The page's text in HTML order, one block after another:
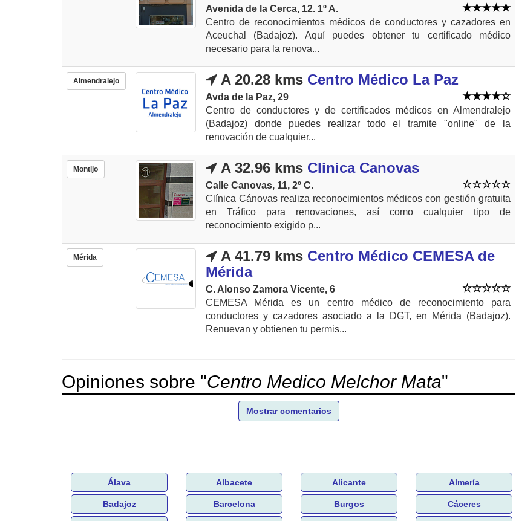
Avenida de la Cerca, 12. 1º A.
Centro de reconocimientos médicos de conductores y cazadores en
Aceuchal (Badajoz). Aquí puedes obtener tu certificado médico
necesario para la renova...
Almendralejo A 20.28 kms Centro Médico La Paz
Avda de la Paz, 29
Centro de conductores y de certificados médicos en Almendralejo
(Badajoz) donde puedes realizar todo el tramite "online" de la
renovación de cualquier...
Montijo A 32.96 kms Clinica Canovas
Calle Canovas, 11, 2º C.
Clínica Cánovas realiza reconocimientos médicos con gestión gratuita
en Tráfico para renovaciones, así como cualquier tipo de
reconocimiento exigido p...
Mérida A 41.79 kms Centro Médico CEMESA de
Mérida
C. Alonso Zamora Vicente, 6
CEMESA Mérida es un centro médico de reconocimiento para
conductores y cazadores asociado a la DGT, en Mérida (Badajoz).
Renuevan y obtienen tu permis...
Opiniones sobre "Centro Medico Melchor Mata"
Mostrar comentarios
Álava Albacete Alicante Almería
Badajoz Barcelona Burgos Cáceres